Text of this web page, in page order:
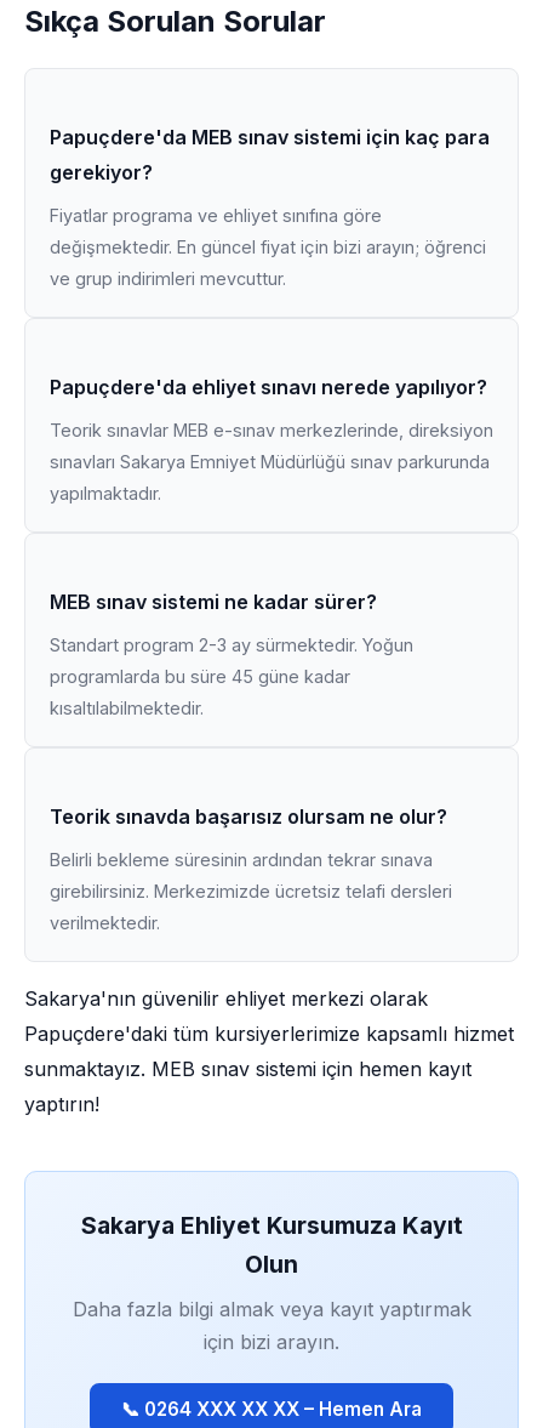
Sıkça Sorulan Sorular
Papuçdere'da MEB sınav sistemi için kaç para
gerekiyor?
Fiyatlar programa ve ehliyet sınıfına göre
değişmektedir. En güncel fiyat için bizi arayın; öğrenci
ve grup indirimleri mevcuttur.
Papuçdere'da ehliyet sınavı nerede yapılıyor?
Teorik sınavlar MEB e-sınav merkezlerinde, direksiyon
sınavları Sakarya Emniyet Müdürlüğü sınav parkurunda
yapılmaktadır.
MEB sınav sistemi ne kadar sürer?
Standart program 2-3 ay sürmektedir. Yoğun
programlarda bu süre 45 güne kadar
kısaltılabilmektedir.
Teorik sınavda başarısız olursam ne olur?
Belirli bekleme süresinin ardından tekrar sınava
girebilirsiniz. Merkezimizde ücretsiz telafi dersleri
verilmektedir.
Sakarya'nın güvenilir ehliyet merkezi olarak
Papuçdere'daki tüm kursiyerlerimize kapsamlı hizmet
sunmaktayız. MEB sınav sistemi için hemen kayıt
yaptırın!
Sakarya Ehliyet Kursumuza Kayıt
Olun
Daha fazla bilgi almak veya kayıt yaptırmak
için bizi arayın.
📞 0264 XXX XX XX – Hemen Ara